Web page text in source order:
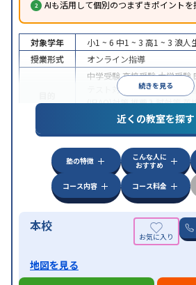
AIも活用して個別のつまずきポイント
続きを見る
対象学年 小1 ~ 6 中1 ~ 3 高1 ~ 3 浪人
授業形式
オンライン指導
中学受験高校受験大学受験
テスト対策
内申点対策 学習
(旧AO)対策推薦入試対策英
(漢字検定)対策
中高一貫校生に対応成績保
可能不登校生に対応学習に
オンライン対応1科目から
近くの教室を探す
塾の特徴
こんな人に
おすすめ
コース内容
コース料金
本校
地図を見る